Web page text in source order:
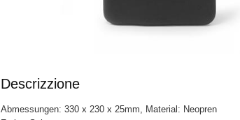
Descrizzione
Abmessungen: 330 x 230 x 25mm, Material: Neopren